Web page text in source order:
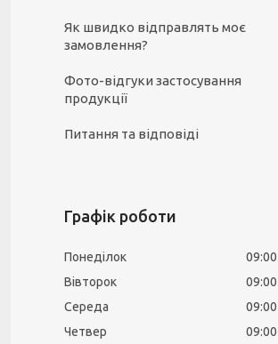
Як швидко відправлять моє
замовлення?
Фото-відгуки застосування
продукції
Питання та відповіді
Графік роботи
Понеділок 09:00
Вівторок
09:00
Середа
09:00
Четвер
09:00